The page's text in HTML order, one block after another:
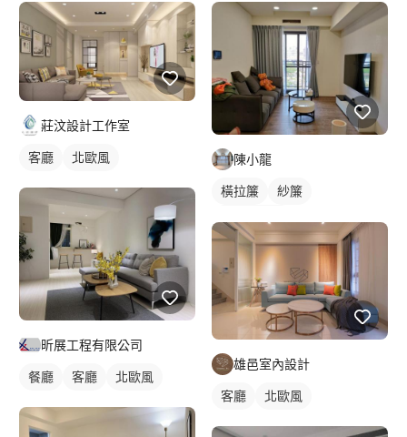
莊汶設計工作室
客廳 北歐風
昕展工程有限公司
餐廳 客廳 北歐風
陳小龍
橫拉簾
紗簾
雄邑室內設計
客廳 北歐風